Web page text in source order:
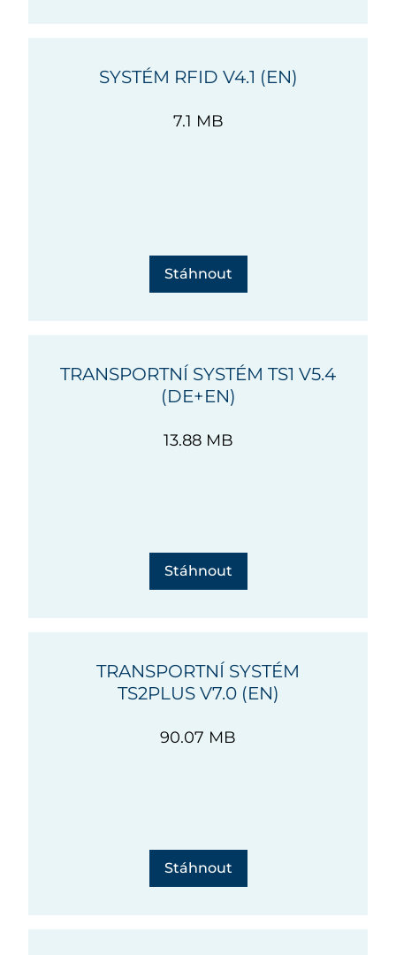
TRANSPORTNÍ SYSTÉM TS1 V5.4
(DE+EN)
13.88 MB
Stáhnout
TRANSPORTNÍ SYSTÉM
TS2PLUS V7.0 (EN)
90.07 MB
Stáhnout
SYSTÉM RFID V4.1 (EN)
7.1 MB
Stáhnout